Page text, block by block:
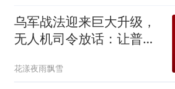
乌军战法迎来巨大升级，
无人机司令放话：让普京
花漾夜雨飘雪